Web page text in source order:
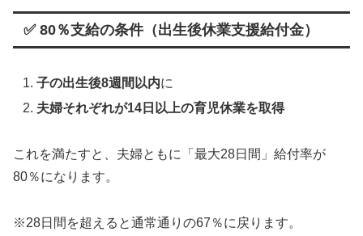
✅ 80％支給の条件（出生後休業支援給付金）
子の出生後8週間以内に
夫婦それぞれが14日以上の育児休業を取得
これを満たすと、夫婦ともに「最大28日間」給付率が
80％になります。
※28日間を超えると通常通りの67％に戻ります。